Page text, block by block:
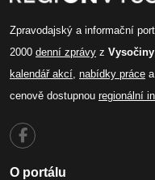
Zpravodajský a informační
2000 denní zprávy z Vysočiny
kalendář akcí nabídky práce
cenově dostupnou regionální
O portálu